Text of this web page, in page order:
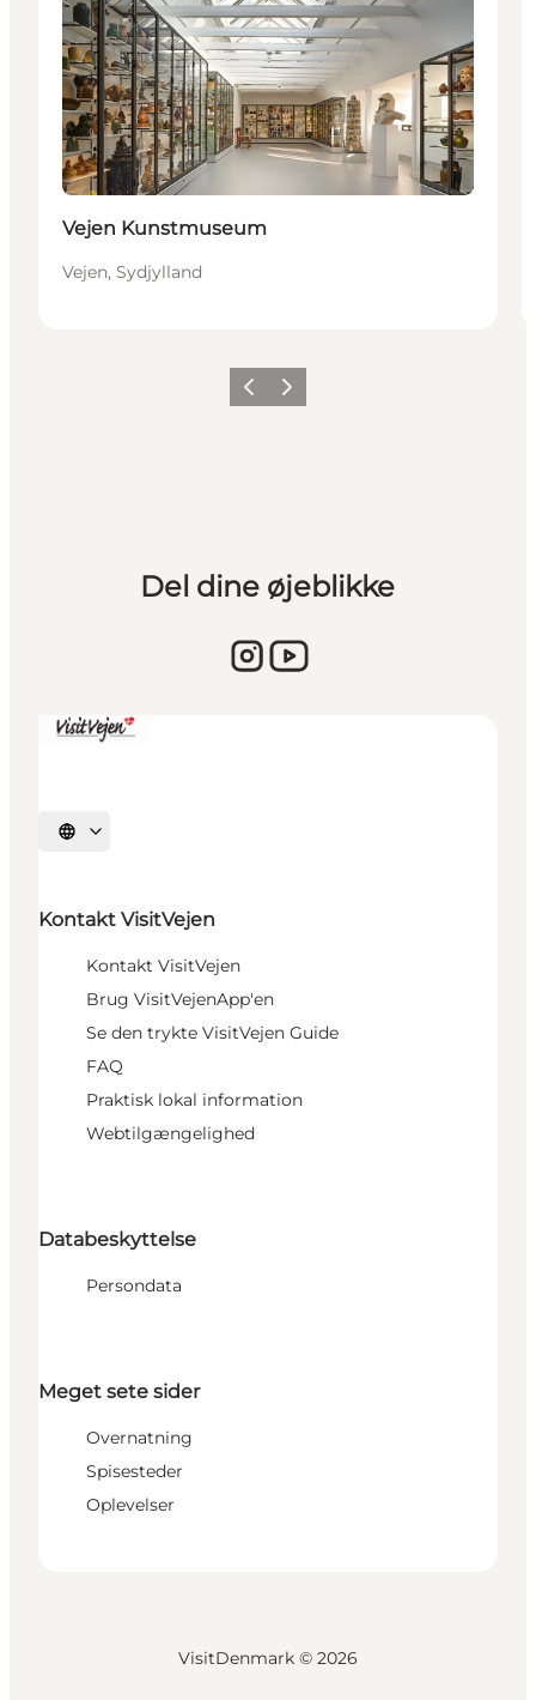
Vejen Kunstmuseum
Vejen, Sydjylland
Forrige billede
Næste billede
Del dine øjeblikke
Vælg sprog
Kontakt VisitVejen
Kontakt VisitVejen
Brug VisitVejenApp'en
Se den trykte VisitVejen Guide
FAQ
Praktisk lokal information
Webtilgængelighed
Databeskyttelse
Persondata
Meget sete sider
Overnatning
Spisesteder
Oplevelser
VisitDenmark © 2026